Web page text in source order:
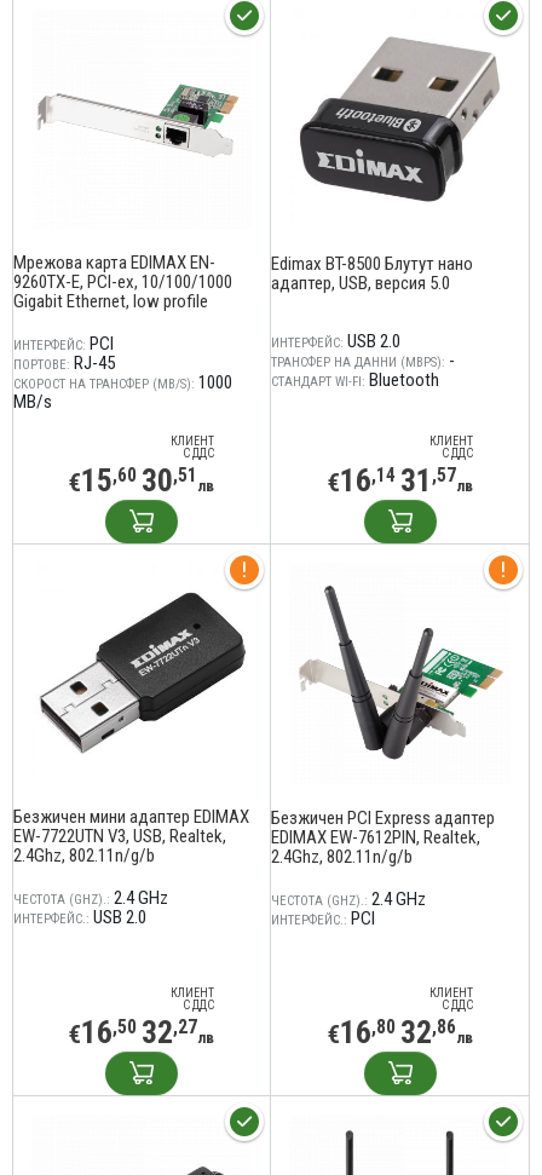
Мрежова карта EDIMAX EN-
9260TX-E, PCI-ex, 10/100/1000
Gigabit Ethernet, low profile
ИНТЕРФЕЙС: PCI
ПОРТОВЕ: RJ-45
СКОРОСТ НА ТРАНСФЕР (MB/S): 1000
MB/s
КЛИЕНТ
С ДДС
€15,60 30,51 лв
Edimax BT-8500 Блутут нано
адаптер, USB, версия 5.0
ИНТЕРФЕЙС: USB 2.0
ТРАНСФЕР НА ДАННИ (MBPS): -
СТАНДАРТ WI-FI: Bluetooth
КЛИЕНТ
С ДДС
€16,14 31 ,57лв
Безжичен мини адаптер EDIMAX
EW-7722UTN V3, USB, Realtek,
2.4Ghz, 802.11n/g/b
ЧЕСТОТА (GHZ).: 2.4 GHz
ИНТЕРФЕЙС.: USB 2.0
КЛИЕНТ
С ДДС
€16,50 32,27лв
Безжичен PCI Express адаптер
EDIMAX EW-7612PIN, Realtek,
2.4Ghz, 802.11n/g/b
ЧЕСТОТА (GHZ).: 2.4 GHz
ИНТЕРФЕЙС.: PCI
КЛИЕНТ
С ДДС
€16,80 32,86лв